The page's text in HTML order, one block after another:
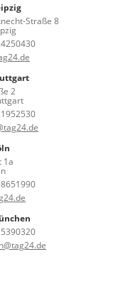
Straße 8
2
1a